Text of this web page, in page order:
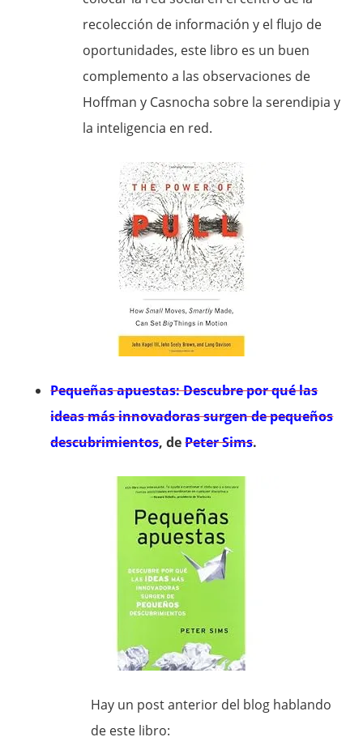
recolección de información y el flujo de
oportunidades, este libro es un buen
complemento a las observaciones de
Hoffman y Casnocha sobre la serendipia y
la inteligencia en red.
Pequeñas apuestas: Descubre por qué las
ideas más innovadoras surgen de pequeños
descubrimientos, dePeter Sims.
Hay un post anterior del blog hablando
de este libro: